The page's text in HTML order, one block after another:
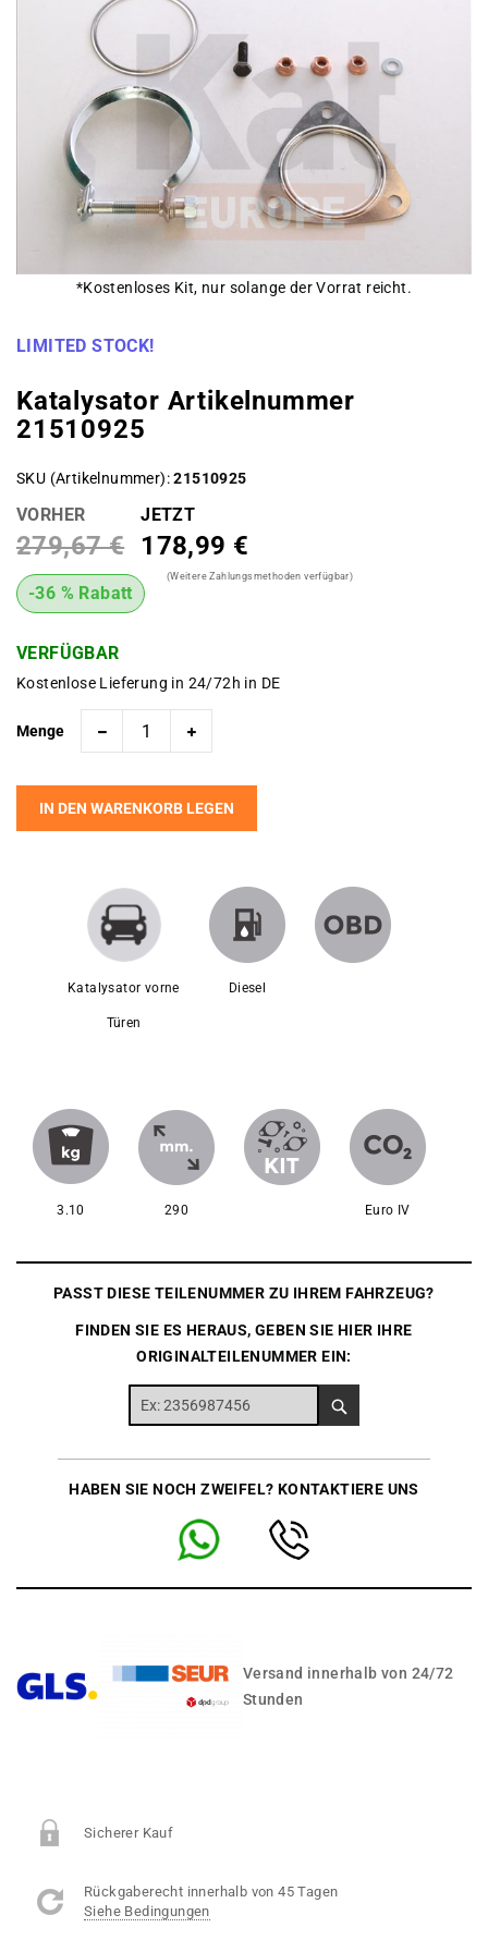
*Kostenloses Kit, nur solange der Vorrat reicht.
LIMITED STOCK!
Katalysator Artikelnummer
21510925
SKU (Artikelnummer) 21510925
VORHER
279,67 €
JETZT
178,99 €
-36 % Rabatt
(Weitere Zahlungsmethoden verfügbar)
VERFÜGBAR
Kostenlose Lieferung in 24/72h in DE
Menge
IN DEN WARENKORB LEGEN
Katalysator vorne
Türen
Diesel
3.10 290 Euro IV
PASST DIESE TEILENUMMER ZU IHREM FAHRZEUG?
FINDEN SIE ES HERAUS, GEBEN SIE HIER IHRE
ORIGINALTEILENUMMER EIN:
HABEN SIE NOCH ZWEIFEL? KONTAKTIERE UNS
Versand innerhalb von 24/72
Stunden
Sicherer Kauf
Rückgaberecht innerhalb von 45 Tagen
Siehe Bedingungen